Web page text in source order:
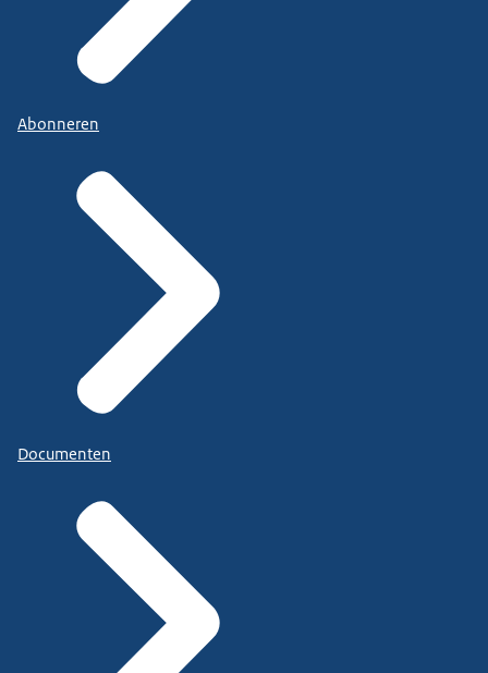
Abonneren
Documenten